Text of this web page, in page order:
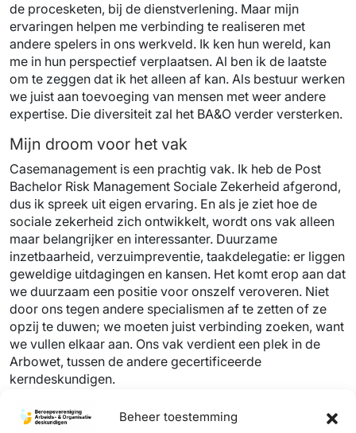
Beheer toestemming
de procesketen, bij de dienstverlening. Maar mijn
ervaringen helpen me verbinding te realiseren met
andere spelers in ons werkveld. Ik ken hun wereld, kan
me in hun perspectief verplaatsen. Al ben ik de laatste
om te zeggen dat ik het alleen af kan. Als bestuur werken
we juist aan toevoeging van mensen met weer andere
expertise. Die diversiteit zal het BA&O verder versterken.
Mijn droom voor het vak
Casemanagement is een prachtig vak. Ik heb de Post
Bachelor Risk Management Sociale Zekerheid afgerond,
dus ik spreek uit eigen ervaring. En als je ziet hoe de
sociale zekerheid zich ontwikkelt, wordt ons vak alleen
maar belangrijker en interessanter. Duurzame
inzetbaarheid, verzuimpreventie, taakdelegatie: er liggen
geweldige uitdagingen en kansen. Het komt erop aan dat
we duurzaam een positie voor onszelf veroveren. Niet
door ons tegen andere specialismen af te zetten of ze
opzij te duwen; we moeten juist verbinding zoeken, want
we vullen elkaar aan. Ons vak verdient een plek in de
Arbowet, tussen de andere gecertificeerde
kerndeskundigen.